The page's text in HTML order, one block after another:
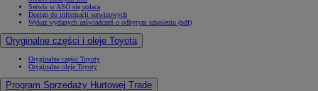
Serwis w ASO się opłaca
Dostęp do informacji serwisowych
Wykaz wydanych zaświadczeń o odbytym szkoleniu (pdf)
Oryginalne części i oleje Toyota
Oryginalne części Toyoty
Oryginalne oleje Toyoty
Program Sprzedaży Hurtowej Trade